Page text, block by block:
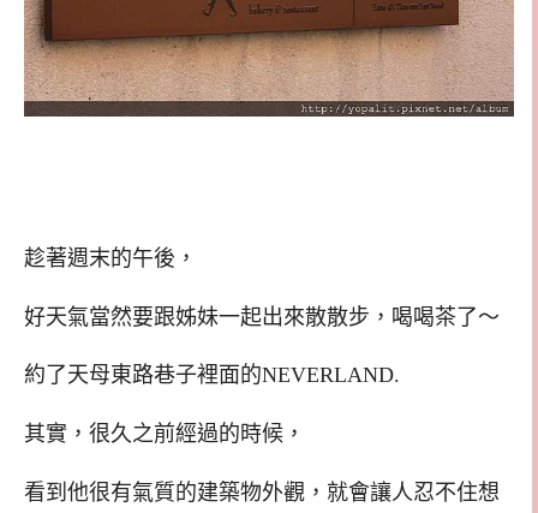
趁著週末的午後，
好天氣當然要跟姊妹一起出來散散步，喝喝茶了～
約了天母東路巷子裡面的NEVERLAND.
其實，很久之前經過的時候，
看到他很有氣質的建築物外觀，就會讓人忍不住想